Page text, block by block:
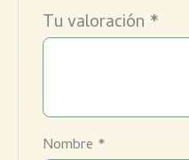
Tu valoración *
Nombre *